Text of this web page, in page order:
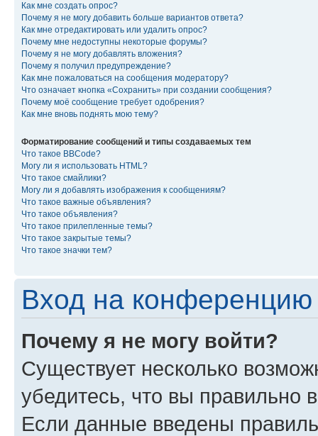
Как мне создать опрос?
Почему я не могу добавить больше вариантов ответа?
Как мне отредактировать или удалить опрос?
Почему мне недоступны некоторые форумы?
Почему я не могу добавлять вложения?
Почему я получил предупреждение?
Как мне пожаловаться на сообщения модератору?
Что означает кнопка «Сохранить» при создании сообщения?
Почему моё сообщение требует одобрения?
Как мне вновь поднять мою тему?
Форматирование сообщений и типы создаваемых тем
Что такое BBCode?
Могу ли я использовать HTML?
Что такое смайлики?
Могу ли я добавлять изображения к сообщениям?
Что такое важные объявления?
Что такое объявления?
Что такое прилепленные темы?
Что такое закрытые темы?
Что такое значки тем?
Вход на конференцию
Почему я не могу войти?
Существует несколько
убедитесь, что вы правильно
Если данные введены